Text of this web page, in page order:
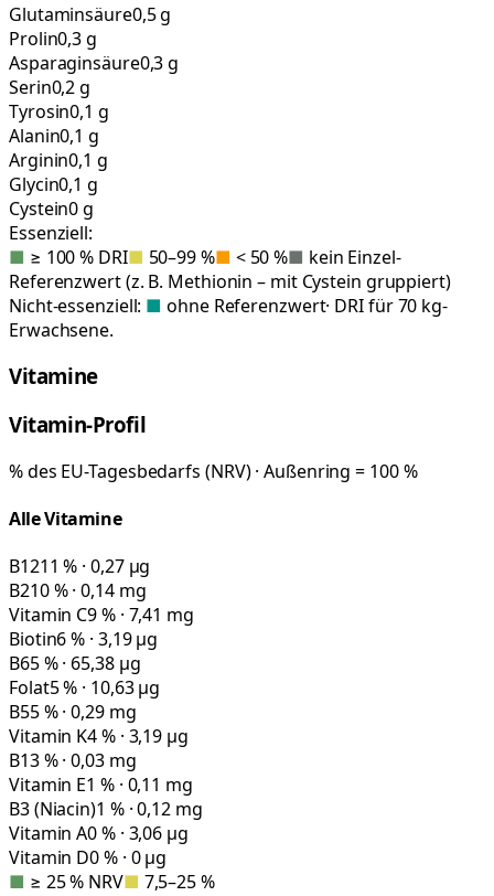
Glutaminsäure0,5 g
Prolin0,3 g
Asparaginsäure0,3 g
Serin0,2 g
Tyrosin0,1 g
Alanin0,1 g
Arginin0,1 g
Glycin0,1 g
Cystein0 g
Essenziell:
■ ≥ 100 % DRI■ 50–99 %■ < 50 %■ kein Einzel-
Referenzwert (z. B. Methionin – mit Cystein gruppiert)
Nicht-essenziell: ■ ohne Referenzwert· DRI für 70 kg-
Erwachsene.
Vitamine
Vitamin-Profil
% des EU-Tagesbedarfs (NRV) · Außenring = 100 %
Alle Vitamine
B1211 % · 0,27 µg
B210 % · 0,14 mg
Vitamin C9 % · 7,41 mg
Biotin6 % · 3,19 µg
B65 % · 65,38 µg
Folat5 % · 10,63 µg
B55 % · 0,29 mg
Vitamin K4 % · 3,19 µg
B13 % · 0,03 mg
Vitamin E1 % · 0,11 mg
B3 (Niacin)1 % · 0,12 mg
Vitamin A0 % · 3,06 µg
Vitamin D0 % · 0 µg
■ ≥ 25 % NRV■ 7,5–25 %